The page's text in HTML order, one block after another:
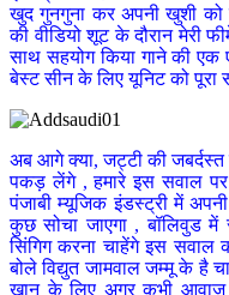
खुद गुनगुना कर अपनी खुशी
की वीडियो शूट के दौरान मेरी
साथ सहयोग किया गाने की
बेस्ट सीन के लिए यूनिट को पूरा
अब आगे क्या, जट्टी की जबर्दस्त
पकड़ लेंगे , हमारे इस सवाल पर
पंजाबी म्यूजिक इंडस्ट्री में
कुछ सोचा जाएगा , बॉलिवुड
सिंगिग करना चाहेंगे इस
बोले विद्युत जामवाल जम्मू के
खान के लिए अगर कभी आवाज